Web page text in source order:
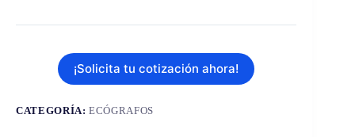
¡Solicita tu cotización ahora!
CATEGORÍA:ECÓGRAFOS